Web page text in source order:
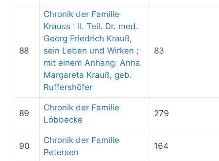
88
Chronik der Familie
Krauss : II. Teil. Dr. med.
Georg Friedrich Krauß,
sein Leben und Wirken ;
mit einem Anhang: Anna
Margareta Krauß, geb.
Ruffershöfer
83
89
Chronik der Familie
Löbbecke
279
90
Chronik der Familie
Petersen
164